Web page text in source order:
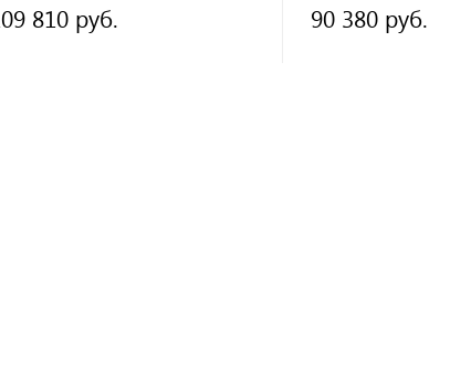
810 руб. 90 380 руб.